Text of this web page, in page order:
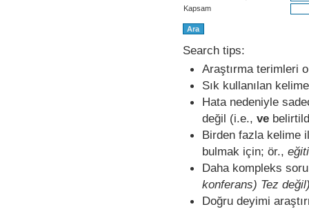
Kapsam
Search tips:
Araştırma terimleri
Sık kullanılan
Hata nedeniyle
değil (i.e., ve
Birden fazla kelime
bulmak için; ör.,
Daha kompleks
konferans) Tez
Doğru deyimi